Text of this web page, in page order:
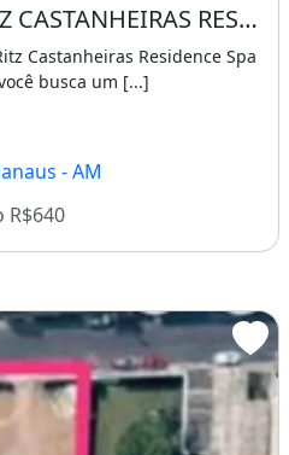
VENDA-LOTE NO RITZ CASTANHEIRAS RESORT
Castanheiras Residence Spa
busca um [...]
- AM
R$640